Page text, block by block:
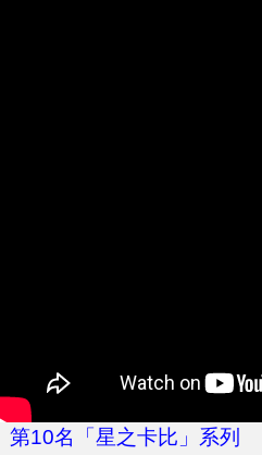
第10名「星之卡比」系列